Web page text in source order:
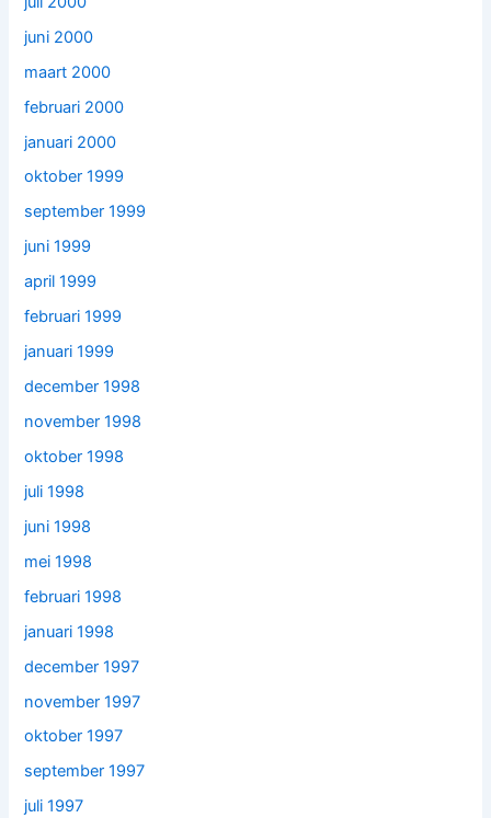
juni 2000
maart 2000
februari 2000
januari 2000
oktober 1999
september 1999
juni 1999
april 1999
februari 1999
januari 1999
december 1998
november 1998
oktober 1998
juli 1998
juni 1998
mei 1998
februari 1998
januari 1998
december 1997
november 1997
oktober 1997
september 1997
juli 1997